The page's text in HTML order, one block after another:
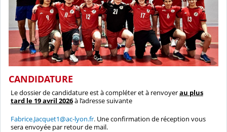
CANDIDATURE
Le dossier de candidature est à compléter et à renvoyerau plus
tard le 19 avril 2026à l’adresse suivante
Fabrice.Jacquet1@ac-lyon.fr. Une confirmation de réception vous
sera envoyée par retour de mail.